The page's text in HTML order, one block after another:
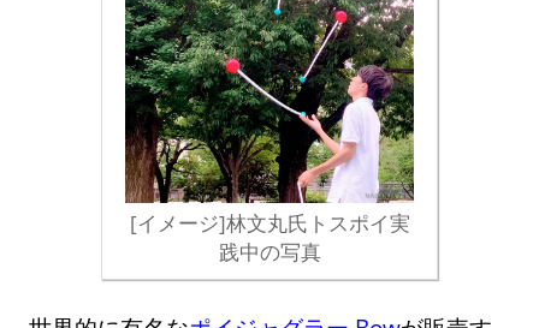
[イメージ]林文丸氏トスポイ実
践中の写真